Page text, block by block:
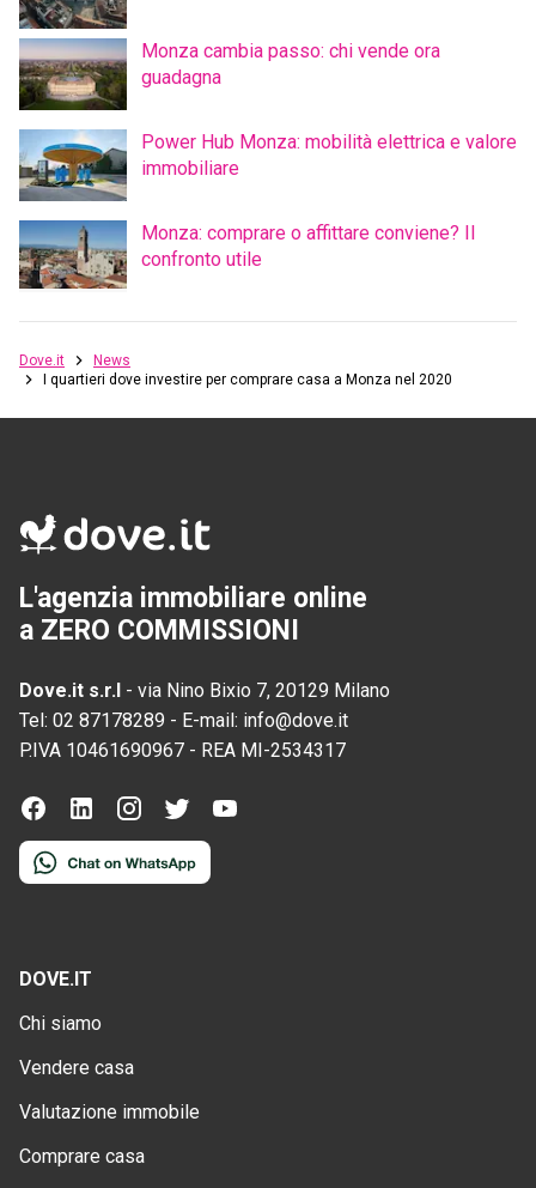
Monza cambia passo: chi vende ora
guadagna
Power Hub Monza: mobilità elettrica e valore
immobiliare
Monza: comprare o affittare conviene? Il
confronto utile
Dove.it
News
I quartieri dove investire per comprare casa a Monza nel 2020
L'agenzia immobiliare online
a ZERO COMMISSIONI
Dove.it s.r.l - via Nino Bixio 7, 20129 Milano
Tel: 02 87178289 - E-mail: info@dove.it
P.IVA 10461690967 - REA MI-2534317
DOVE.IT
Chi siamo
Vendere casa
Valutazione immobile
Comprare casa